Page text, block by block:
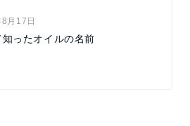
月17日
知ったオイルの名前